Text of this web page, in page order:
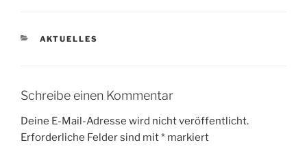
KATEGORIEN
AKTUELLES
Schreibe einen Kommentar
Deine E-Mail-Adresse wird nicht veröffentlicht.
Erforderliche Felder sind mit* markiert